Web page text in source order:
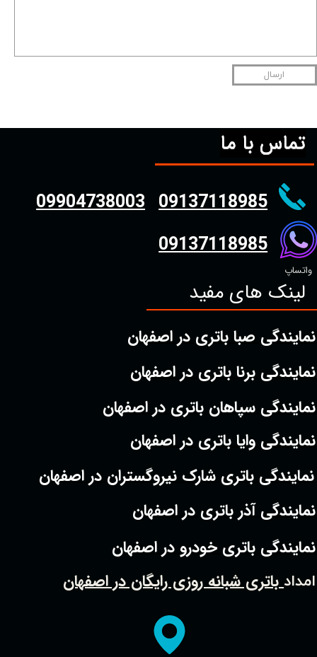
ارسال
تماس با ما
واتساپ
09904738003 09137118985
09137118985
لینک های مفید
نمایندگی صبا باتری در اصفهان
نمایندگی برنا باتری در اصفهان
نمایندگی سپاهان باتری در اصفهان
نمایندگی وایا باتری در اصفهان
نمایندگی آذر باتری در اصفهان
نمایندگی باتری شارک نیروگستران در اصفهان
نمایندگی باتری خودرو در اصفهان
امدادباتری شبانه روزی رایگان در اصفهان